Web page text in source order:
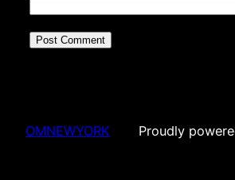
OMNEWYORK Proudly